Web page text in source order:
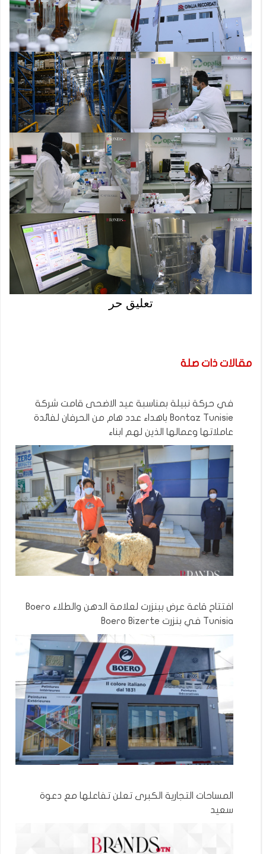
تعليق حر
مقالات ذات صلة
في حركة نبيلة بمناسبة عيد الاضحى قامت شركة
Bontaz Tunisie باهداء عدد هام من الحرفان لفائدة
عاملاتها وعمالها الذين لهم ابناء
افتتاح قاعة عرض ببنزرت لعلامة الدهن والطلاء Boero
Tunisia في بنزرت Boero Bizerte
المساحات التجارية الكبرى تعلن تفاعلها مع دعوة
سعيد